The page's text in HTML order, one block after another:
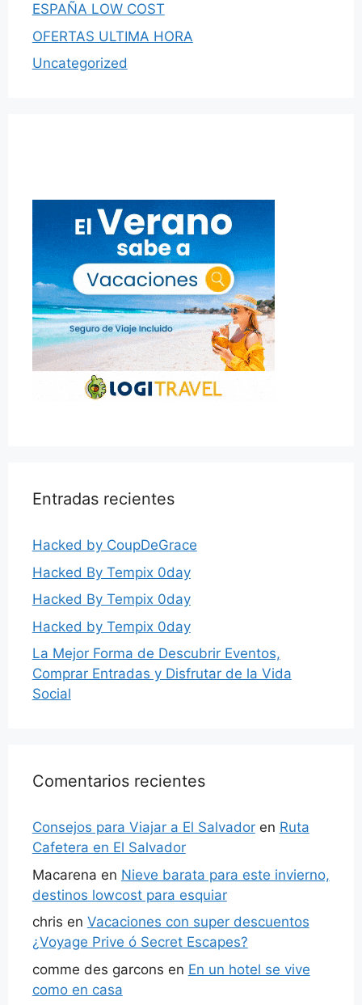
ESPAÑA LOW COST
OFERTAS ULTIMA HORA
Uncategorized
Entradas recientes
Hacked by CoupDeGrace
Hacked By Tempix 0day
Hacked By Tempix 0day
Hacked by Tempix 0day
La Mejor Forma de Descubrir Eventos,
Comprar Entradas y Disfrutar de la Vida
Social
Comentarios recientes
Consejos para Viajar a El Salvadoren Ruta
Cafetera en El Salvador
Macarena en Nieve barata para este invierno,
destinos lowcost para esquiar
chris en Vacaciones con super descuentos
¿Voyage Prive ó Secret Escapes?
comme des garcons en En un hotel se vive
como en casa